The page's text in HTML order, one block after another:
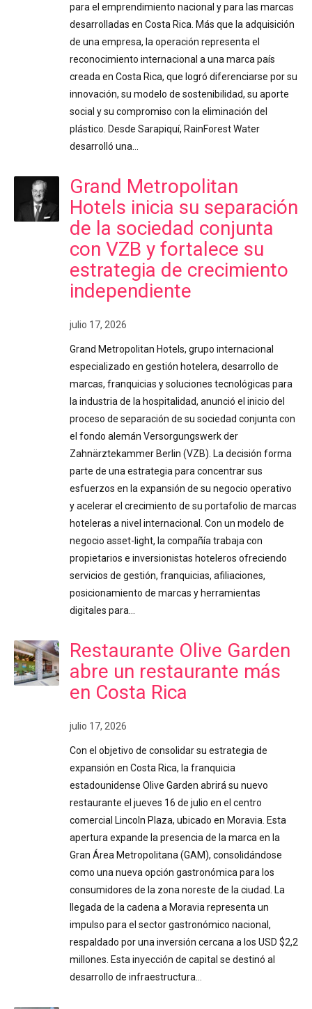
para el emprendimiento nacional y para las marcas
desarrolladas en Costa Rica. Más que la adquisición
de una empresa, la operación representa el
reconocimiento internacional a una marca país
creada en Costa Rica, que logró diferenciarse por su
innovación, su modelo de sostenibilidad, su aporte
social y su compromiso con la eliminación del
plástico. Desde Sarapiquí, RainForest Water
desarrolló una…
Grand Metropolitan
Hotels inicia su separación
de la sociedad conjunta
con VZB y fortalece su
estrategia de crecimiento
independiente
julio 17, 2026
Grand Metropolitan Hotels, grupo internacional
especializado en gestión hotelera, desarrollo de
marcas, franquicias y soluciones tecnológicas para
la industria de la hospitalidad, anunció el inicio del
proceso de separación de su sociedad conjunta con
el fondo alemán Versorgungswerk der
Zahnärztekammer Berlin (VZB). La decisión forma
parte de una estrategia para concentrar sus
esfuerzos en la expansión de su negocio operativo
y acelerar el crecimiento de su portafolio de marcas
hoteleras a nivel internacional. Con un modelo de
negocio asset-light, la compañía trabaja con
propietarios e inversionistas hoteleros ofreciendo
servicios de gestión, franquicias, afiliaciones,
posicionamiento de marcas y herramientas
digitales para…
Restaurante Olive Garden
abre un restaurante más
en Costa Rica
julio 17, 2026
Con el objetivo de consolidar su estrategia de
expansión en Costa Rica, la franquicia
estadounidense Olive Garden abrirá su nuevo
restaurante el jueves 16 de julio en el centro
comercial Lincoln Plaza, ubicado en Moravia. Esta
apertura expande la presencia de la marca en la
Gran Área Metropolitana (GAM), consolidándose
como una nueva opción gastronómica para los
consumidores de la zona noreste de la ciudad. La
llegada de la cadena a Moravia representa un
impulso para el sector gastronómico nacional,
respaldado por una inversión cercana a los USD $2,2
millones. Esta inyección de capital se destinó al
desarrollo de infraestructura…